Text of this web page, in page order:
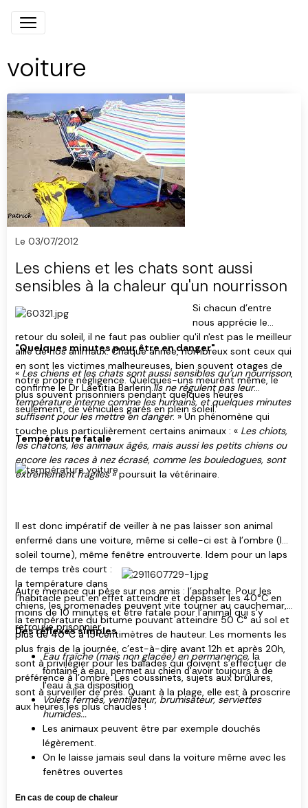
voiture
Le 03/07/2012
Les chiens et les chats sont aussi
sensibles à la chaleur qu'un nourrisson
Si chacun d’entre
nous apprécie le
retour du soleil, il ne faut pas oublier qu'il n'est pas le meilleur
allié de nos animaux. Chaque année, nombreux sont ceux qui
en sont les victimes malheureuses, bien souvent otages de
notre propre négligence. Quelques-uns meurent même, le
plus souvent prisonniers pendant quelques heures
seulement, de véhicules garés en plein soleil.
"Quelques minutes pour être en danger"
«Les chiens et les chats sont aussi sensibles qu’un nourrisson,
confirme le Dr Laetitia Barlerin.Ils ne régulent pas leur
température interne comme les humains, et quelques minutes
suffisent pour les mettre en danger. » Un phénomène qui
touche plus particulièrement certains animaux : « Les chiots,
les chatons, les animaux âgés, mais aussi les petits chiens ou
encore les races à nez écrasé, comme les bouledogues, sont
extrêmement fragiles» poursuit la vétérinaire.
Température fatale
Il est donc impératif de veiller à ne pas laisser son animal
enfermé dans une voiture, même si celle-ci est à l’ombre (le
soleil tourne), même fenêtre entrouverte. Idem pour un laps
de temps très court :
la température dans
l’habitacle peut en effet atteindre et dépasser les 40°C en
moins de 10 minutes et être fatale pour l’animal qui s’y
retrouve prisonnier.
Autre menace qui pèse sur nos amis : l’asphalte. Pour les
chiens, les promenades peuvent vite tourner au cauchemar,
la température du bitume pouvant atteindre 50 C° au sol et
plus de 40°C à 15 centimètres de hauteur. Les moments les
plus frais de la journée, c’est-à-dire avant 12h et après 20h,
sont à privilégier pour les balades qui doivent s’effectuer de
préférence à l’ombre. Les coussinets, sujets aux brûlures,
sont à surveiller de près. Quant à la plage, elle est à proscrire
aux heures les plus chaudes !
Des réflexes simples
Eau fraîche (mais non glacée) en permanence, la
fontaine à eau, permet au chien d'avoir toujours à de
l'eau à sa disposition
Volets fermés, ventilateur, brumisateur, serviettes
humides...
Les animaux peuvent être par exemple douchés
légèrement.
On le laisse jamais seul dans la voiture même avec les
fenêtres ouvertes
En cas de coup de chaleur